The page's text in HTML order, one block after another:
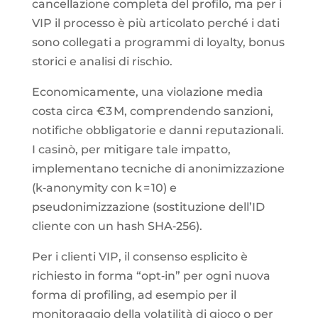
cancellazione completa del profilo, ma per i
VIP il processo è più articolato perché i dati
sono collegati a programmi di loyalty, bonus
storici e analisi di rischio.
Economicamente, una violazione media
costa circa €3 M, comprendendo sanzioni,
notifiche obbligatorie e danni reputazionali.
I casinò, per mitigare tale impatto,
implementano tecniche di anonimizzazione
(k‑anonymity con k = 10) e
pseudonimizzazione (sostituzione dell’ID
cliente con un hash SHA‑256).
Per i clienti VIP, il consenso esplicito è
richiesto in forma “opt‑in” per ogni nuova
forma di profiling, ad esempio per il
monitoraggio della volatilità di gioco o per